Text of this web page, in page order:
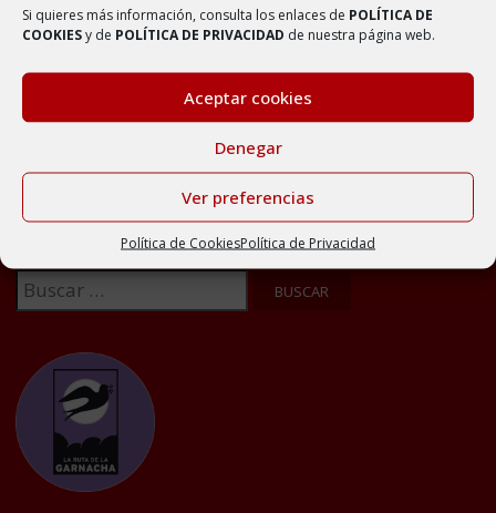
Si quieres más información, consulta los enlaces de POLÍTICA DE
COOKIESy de POLÍTICA DE PRIVACIDAD de nuestra página web.
Aceptar cookies
Denegar
Ver preferencias
Política de CookiesPolítica de Privacidad
Quedada solidaria recorriendo el entorno quemado
de AMBEL
BUSCADOR
Buscar: